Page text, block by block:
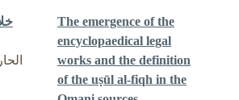
The emergence of the
encyclopaedical legal
works and the definition
of the uṣūl al-fiqh in the